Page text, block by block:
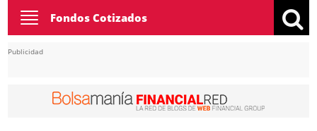
Toggle
navigation
Fondos Cotizados
Publicidad